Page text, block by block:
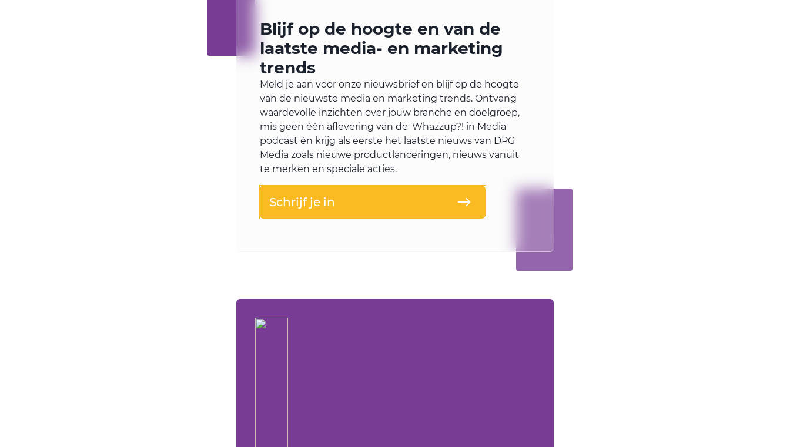
Blijf op de hoogte en van de
laatste media- en marketing
trends
Meld je aan voor onze nieuwsbrief en blijf op de hoogte
van de nieuwste media en marketing trends. Ontvang
waardevolle inzichten over jouw branche en doelgroep,
mis geen één aflevering van de 'Whazzup?! in Media'
podcast én krijg als eerste het laatste nieuws van DPG
Media zoals nieuwe productlanceringen, nieuws vanuit
te merken en speciale acties.
Schrijf je in